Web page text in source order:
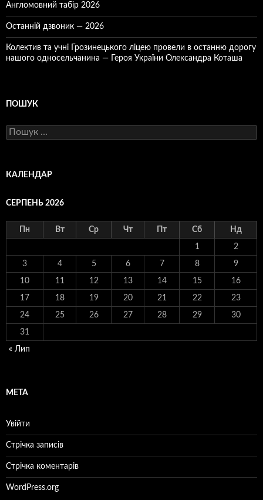
Англомовний табір 2026
Останній дзвоник — 2026
Колектив та учні Грозинецького ліцею провели в останню дорогу
нашого односельчанина — Героя України Олександра Коташа
ПОШУК
Пошук:
КАЛЕНДАР
СЕРПЕНЬ 2026
Пн Вт Ср Чт Пт Сб Нд
1 2
3 4 5 6 7 8 9
10 11 12 13 14 15 16
17 18 19 20 21 22 23
24 25 26 27 28 29 30
31
« Лип
МЕТА
Увійти
Стрічка записів
Стрічка коментарів
WordPress.org